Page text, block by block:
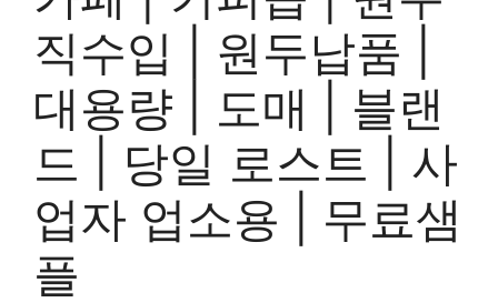
직수입 | 원두납품 |
대용량 | 도매 | 블랜
드 | 당일 로스트 | 사
업자 업소용 | 무료샘
플